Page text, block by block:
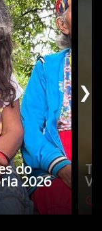
do
2026
❯